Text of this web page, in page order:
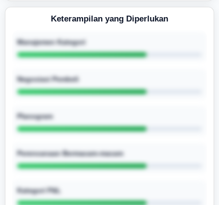
Keterampilan yang Diperlukan
Manajemen Kategori
Negosiasi Pembeli
Planogram
Perencanaan Bermacam-macam
Kategori P&L